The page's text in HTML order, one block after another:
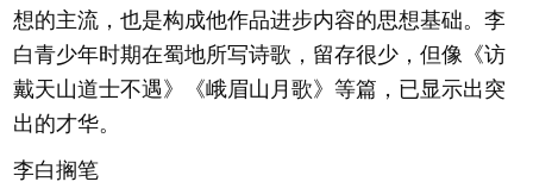
想的主流，也是构成他作品进步内容的思想基础。李
白青少年时期在蜀地所写诗歌，留存很少，但像《访
戴天山道士不遇》《峨眉山月歌》等篇，已显示出突
出的才华。
李白搁笔